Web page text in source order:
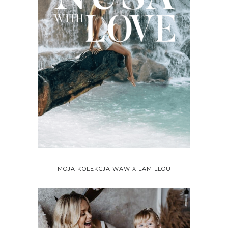
MOJA KOLEKCJA WAW X LAMILLOU